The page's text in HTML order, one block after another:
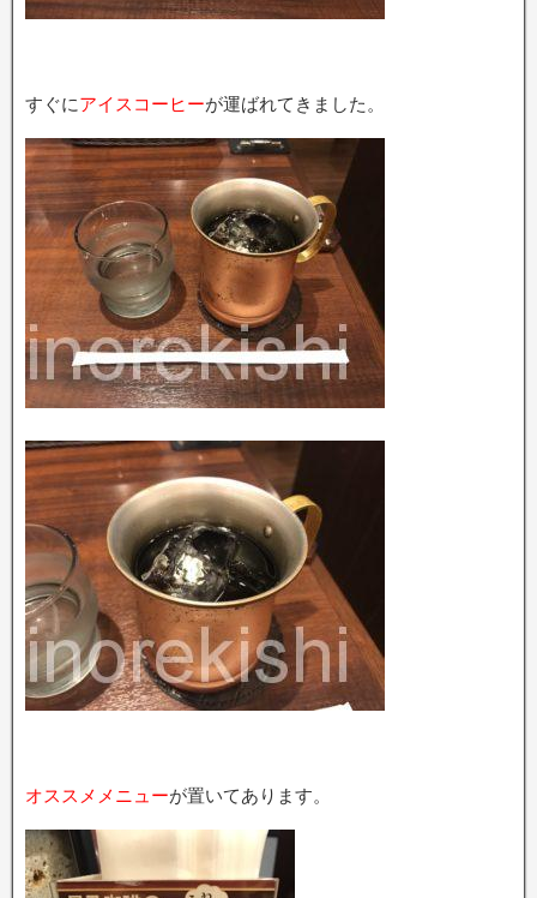
すぐにアイスコーヒーが運ばれてきました。
オススメメニューが置いてあります。